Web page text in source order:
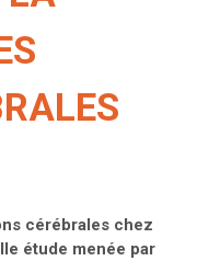
cérébrales chez
étude menée par